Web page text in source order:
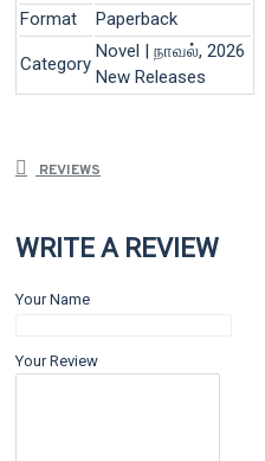
Format
Paperback
Category
Novel | நாவல், 2026
New Releases
REVIEWS
WRITE A REVIEW
Your Name
Your Review